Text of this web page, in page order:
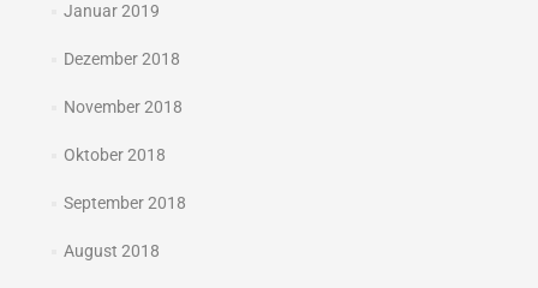
Januar 2019
Dezember 2018
November 2018
Oktober 2018
September 2018
August 2018